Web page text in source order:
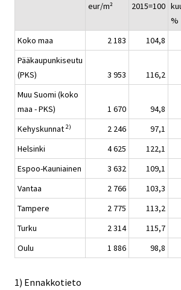
eur/m²
2015=100
%
Koko maa
2 183 104,8
Pääkaupunkiseutu
(PKS)
3 953 116,2
Muu Suomi (koko
maa - PKS)
1 670 94,8
Kehyskunnat 2) 2 246 97,1
Helsinki
4 625 122,1
Espoo-Kauniainen
3 632 109,1
Vantaa
2 766 103,3
Tampere
2 775 113,2
Turku
2 314 115,7
Oulu
1 886 98,8
1) Ennakkotieto